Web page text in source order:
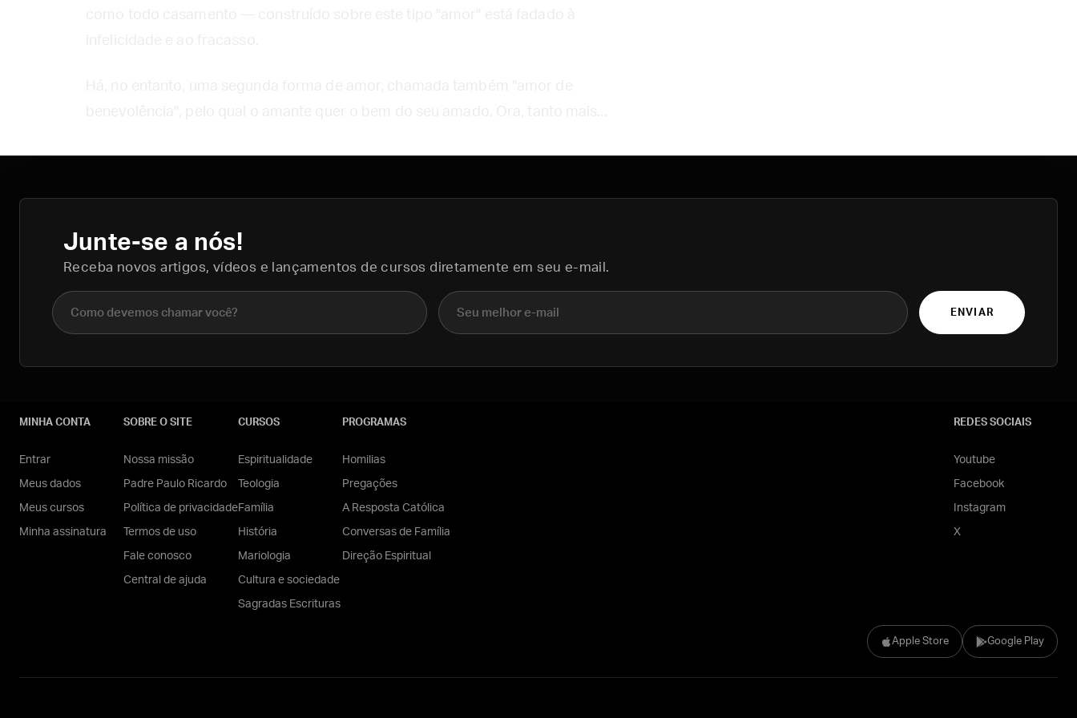
Junte-se a nós!
Receba novos artigos, vídeos e lançamentos de cursos diretamente em seu e-mail.
Nome completo E-mail
ENVIAR
Apple Store Google Play
MINHA CONTA
Entrar
Meus dados
Meus cursos
Minha assinatura
SOBRE O SITE
Nossa missão
Padre Paulo Ricardo
Política de privacidade
Termos de uso
Fale conosco
Central de ajuda
CURSOS
Espiritualidade
Teologia
Família
História
Mariologia
Cultura e sociedade
Sagradas Escrituras
PROGRAMAS
Homilias
Pregações
A Resposta Católica
Conversas de Família
Direção Espiritual
REDES SOCIAIS
Youtube
Facebook
Instagram
X